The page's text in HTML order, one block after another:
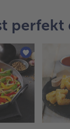
perfekt